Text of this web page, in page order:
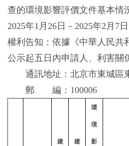
查的環境影響評價文件基本情
2025年1月26日－2025年2月7
權利告知：依據《中華人民共
公示起五日內申請人、利害關
通訊地址：北京市東城區
郵 編：100006
建 建
環
境
影